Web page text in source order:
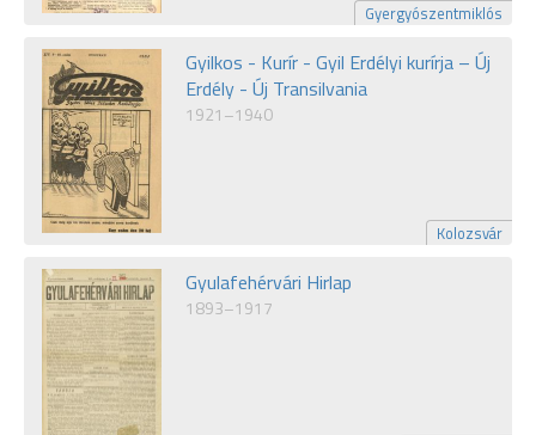
Gyergyószentmiklós
Gyilkos - Kurír - Gyil Erdélyi kurírja – Új
Erdély - Új Transilvania
1921–1940
Kolozsvár
Gyulafehérvári Hirlap
1893–1917